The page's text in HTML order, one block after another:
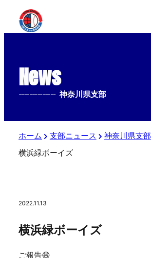
News
-------------- 神奈川県支部
ホーム 支部ニュース
神奈川県支部
横浜緑ボーイズ
2022.11.13
横浜緑ボーイズ
ご報告😆